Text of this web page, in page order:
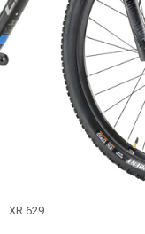
XR 629